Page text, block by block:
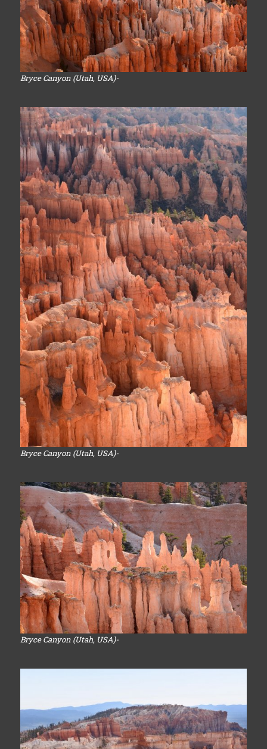
Bryce Canyon (Utah, USA)-
Bryce Canyon (Utah, USA)-
Bryce Canyon (Utah, USA)-